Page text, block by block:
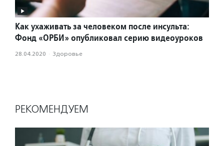
Как ухаживать за человеком после инсульта:
Фонд «ОРБИ» опубликовал серию видеоуроков
28.04.2020 · Здоровье
РЕКОМЕНДУЕМ